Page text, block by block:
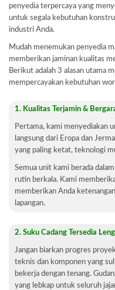
penyedia terpercaya yang
untuk segala kebutuhan
industri Anda.
Mudah menemukan penyedia
memberikan jaminan kualitas
Berikut adalah 3 alasan utama
mempercayakan kebutuhan
1. Kualitas Terjamin &
Pertama, kami menyediakan
langsung dari Eropa dan
yang paling ketat, teknologi
Semua unit kami berada
rutin berkala. Kami
memberikan Anda
lapangan.
2. Suku Cadang Tersedia
Jangan biarkan progres
teknis dan komponen yang
bekerja dengan tenang.
yang lebkap untuk seluruh